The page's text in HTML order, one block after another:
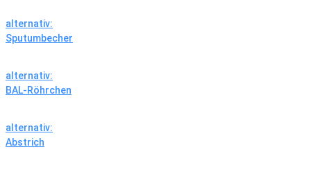
alternativ:
Sputumbecher
alternativ:
BAL-Röhrchen
alternativ:
Abstrich